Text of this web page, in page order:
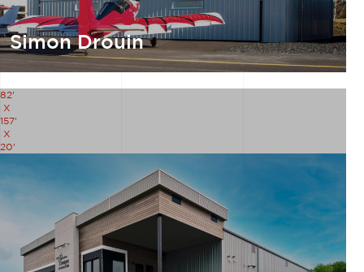
Simon Drouin
82'
X
157'
X
20'